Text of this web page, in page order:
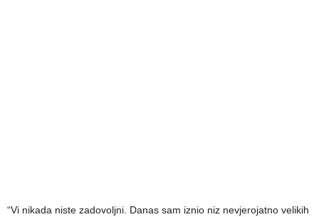
“Vi nikada niste zadovoljni. Danas sam iznio niz nevjerojatno velikih